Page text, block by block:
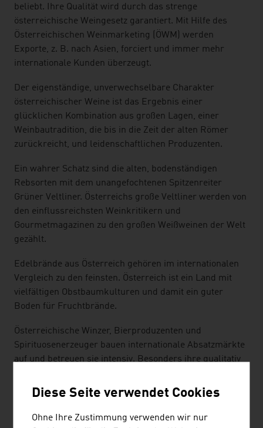
beliebt. Ihre Qualität wird durch das strenge
österreichische Weingesetz garantiert. Mit Hilfe des
Österreichischen Weinmarketing (ÖWM) werden
Exporte, z. B. nach Asien, forciert und immer mehr
internationale Kunden überzeugt.
Der eigenständige, unverwechselbare Charakter
österreichischer Weine ist das Ergebnis einer
glücklichen Kombination aus großen Lagen, einer
Weinbautradition, die bis in die Zeit der alten Römer
zurückreicht, und leidenschaftlichen Produzenten.
Ein wahrer Schatz sind die alten, bodenständigen
Rebsorten mit dem unangefochtenen Spitzenreiter
Grüner Veltliner. Österreichs große Veltliner werden von
den einflussreichsten Weinkritikern und
Gourmetmagazinen zu den großen Weißweinen der Welt
gezählt.
Edelbrände aus Österreich gehören im internationalen
Vergleich zu den feinsten. Österreich ist ein Land mit
vielfältigen Obstbaumkulturen und damit ein guter
Boden für Fruchtbrände.
Österreichische Winzer, Bierproduzenten und
Spirituosenerzeuger bauen internationale Absatzmärkte
auf und betreuen sie intensiv. Besonders ihre qualitativ
erfolgreich.
NACHHALTIGKEIT
Diese Seite verwendet Cookies
Ohne Ihre Zustimmung verwenden wir nur